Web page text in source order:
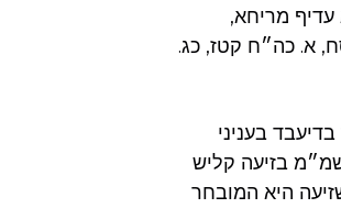
מריחא,
א. כה״ח קטז, כג.
בעניני
בזיעה קליש
היא המובחר